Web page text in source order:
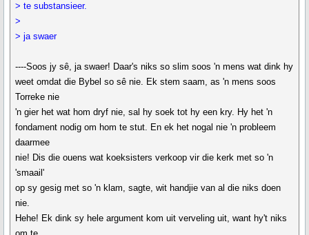
> te substansieer.
>
> ja swaer
----Soos jy sê, ja swaer! Daar's niks so slim soos 'n mens wat dink hy
weet omdat die Bybel so sê nie. Ek stem saam, as 'n mens soos
Torreke nie
'n gier het wat hom dryf nie, sal hy soek tot hy een kry. Hy het 'n
fondament nodig om hom te stut. En ek het nogal nie 'n probleem
daarmee
nie! Dis die ouens wat koeksisters verkoop vir die kerk met so 'n
'smaail'
op sy gesig met so 'n klam, sagte, wit handjie van al die niks doen
nie.
Hehe! Ek dink sy hele argument kom uit verveling uit, want hy't niks